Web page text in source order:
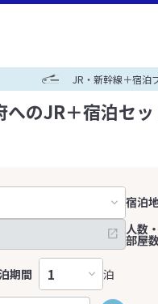
JR・新幹線＋宿泊
のJR＋宿泊セ
宿泊
期間 泊
人数・
部屋